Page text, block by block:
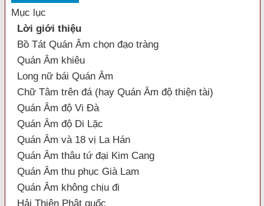
Mục lục
Lời giới thiệu
Bồ Tát Quán Âm chọn đạo tràng
Quán Âm khiêu
Long nữ bái Quán Âm
Chữ Tâm trên đá (hay Quán Âm độ thiện tài)
Quán Âm độ Vi Đà
Quán Âm độ Di Lặc
Quán Âm và 18 vị La Hán
Quán Âm thâu tứ đại Kim Cang
Quán Âm thu phục Già Lam
Quán Âm không chịu đi
Hải Thiên Phật quốc